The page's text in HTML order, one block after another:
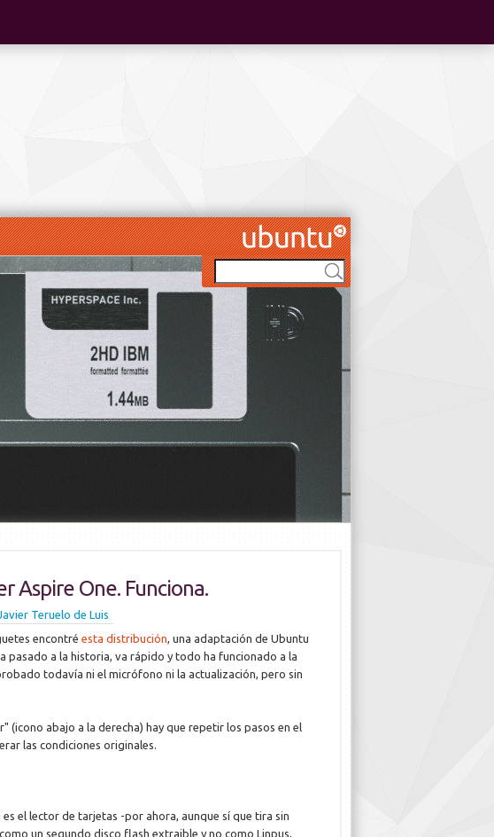
Aspire One. Funciona.
Teruelo de Luis
encontré esta distribución, una adaptación de Ubuntu
pasado a la historia, va rápido y todo ha funcionado a la
todavía ni el micrófono ni la actualización, pero sin
(icono abajo a la derecha) hay que repetir los pasos en el
las condiciones originales.
es el lector de tarjetas -por ahora, aunque sí que tira sin
un segundo disco flash extraible y no como Linpus,